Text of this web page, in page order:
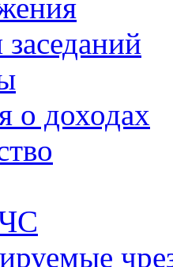
о доходах